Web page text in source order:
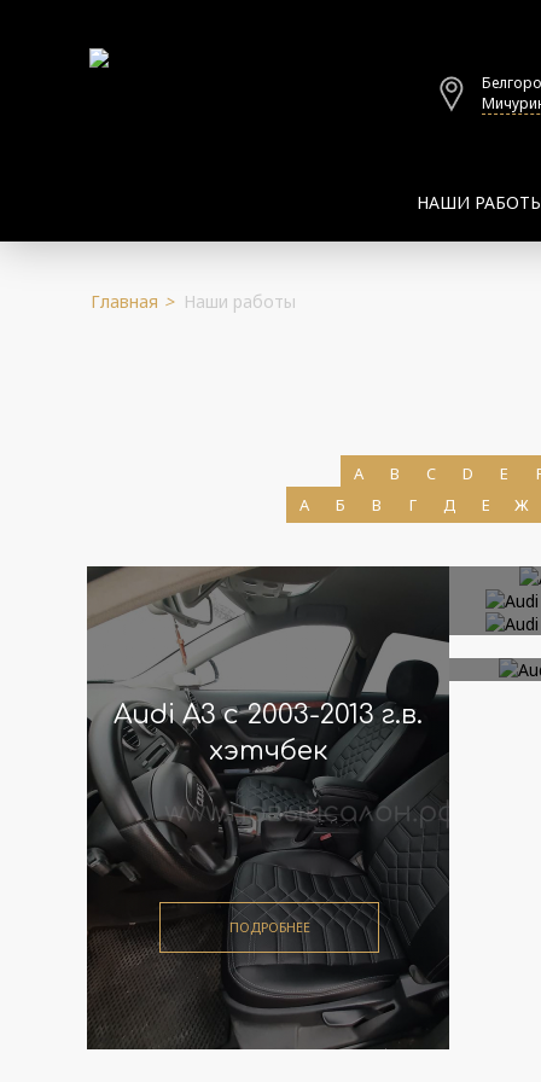
НАШИ
Главная > Наши работы
A B C D E
А
Б В Г Д Е Ж
Audi A3 с 2003-2013 г.в.
хэтчбек
ПОДРОБНЕЕ